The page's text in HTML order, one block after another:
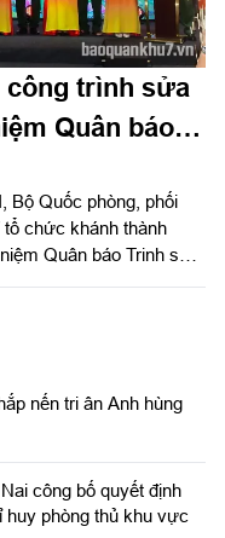
công trình sửa
Quân báo
Bộ Quốc phòng, phối
chức khánh thành
Quân báo Trinh sát
nến tri ân Anh hùng
công bố quyết định
huy phòng thủ khu vực